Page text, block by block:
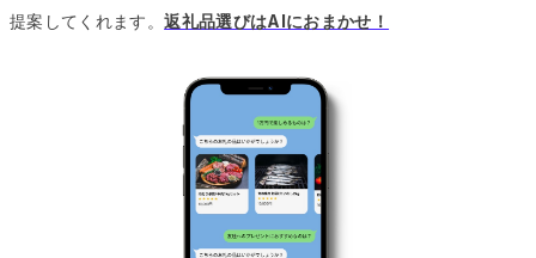
提案してくれます。返礼品選びはAIにおまかせ！